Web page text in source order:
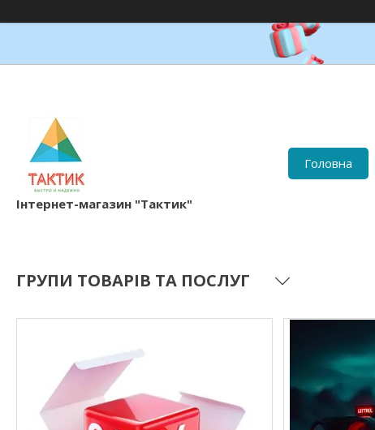
Інтернет-магазин "Тактик"
Головна
ГРУПИ ТОВАРІВ ТА ПОСЛУГ